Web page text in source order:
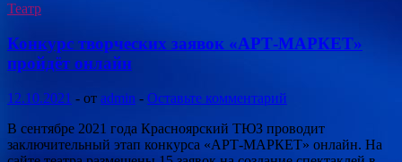
Театр
Конкурс творческих заявок «АРТ-МАРКЕТ»
пройдёт онлайн
12.10.2021 - от admin - Оставьте комментарий
В сентябре 2021 года Красноярский ТЮЗ проводит
заключительный этап конкурса «АРТ-МАРКЕТ» онлайн. На